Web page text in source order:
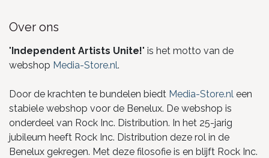
Over ons
"Independent Artists Unite!" is het motto van de
webshop Media-Store.nl.
Door de krachten te bundelen biedt Media-Store.nl een
stabiele webshop voor de Benelux. De webshop is
onderdeel van Rock Inc. Distribution. In het 25-jarig
jubileum heeft Rock Inc. Distribution deze rol in de
Benelux gekregen. Met deze filosofie is en blijft Rock Inc.